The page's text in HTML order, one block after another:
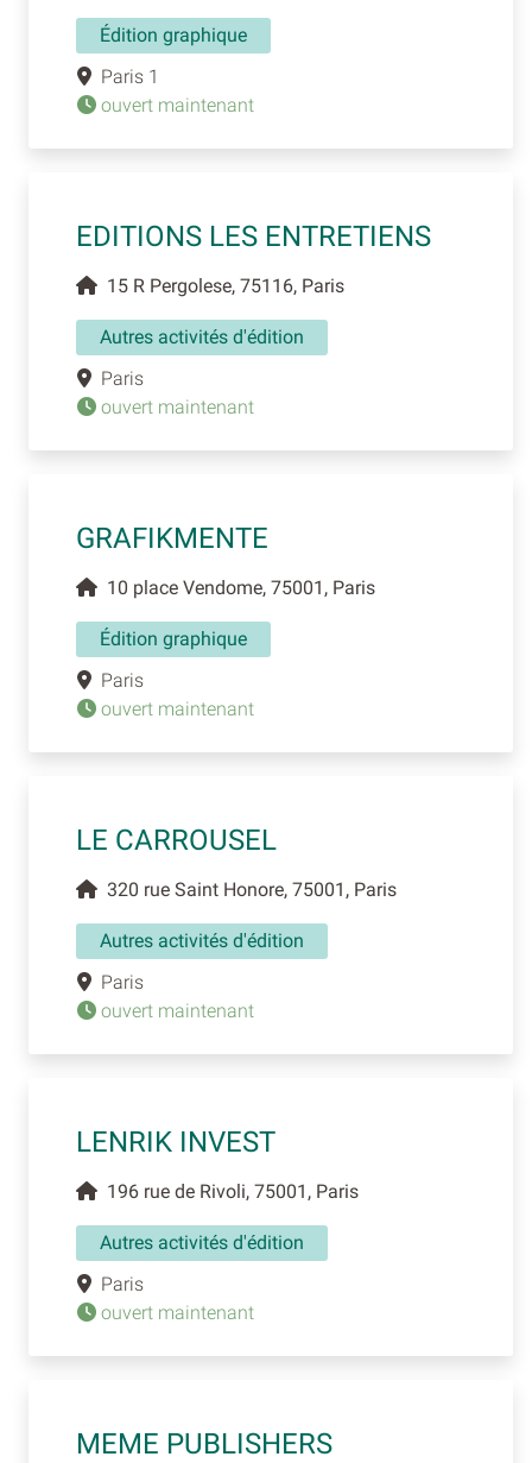
Édition graphique
Paris 1
ouvert maintenant
EDITIONS LES ENTRETIENS
15 R Pergolese, 75116, Paris
Autres activités d'édition
Paris
ouvert maintenant
GRAFIKMENTE
10 place Vendome, 75001, Paris
Édition graphique
Paris
ouvert maintenant
LE CARROUSEL
320 rue Saint Honore, 75001, Paris
Autres activités d'édition
Paris
ouvert maintenant
LENRIK INVEST
196 rue de Rivoli, 75001, Paris
Autres activités d'édition
Paris
ouvert maintenant
MEME PUBLISHERS